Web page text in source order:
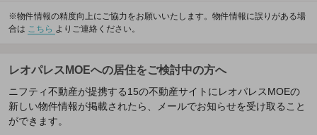
※物件情報の精度向上にご協力をお願いいたします。物件情報に誤りがある場
合は こちら よりご連絡ください。
レオパレスMOEへの居住をご検討中の方へ
ニフティ不動産が提携する15の不動産サイトにレオパレスMOEの
新しい物件情報が掲載されたら、メールでお知らせを受け取ること
ができます。